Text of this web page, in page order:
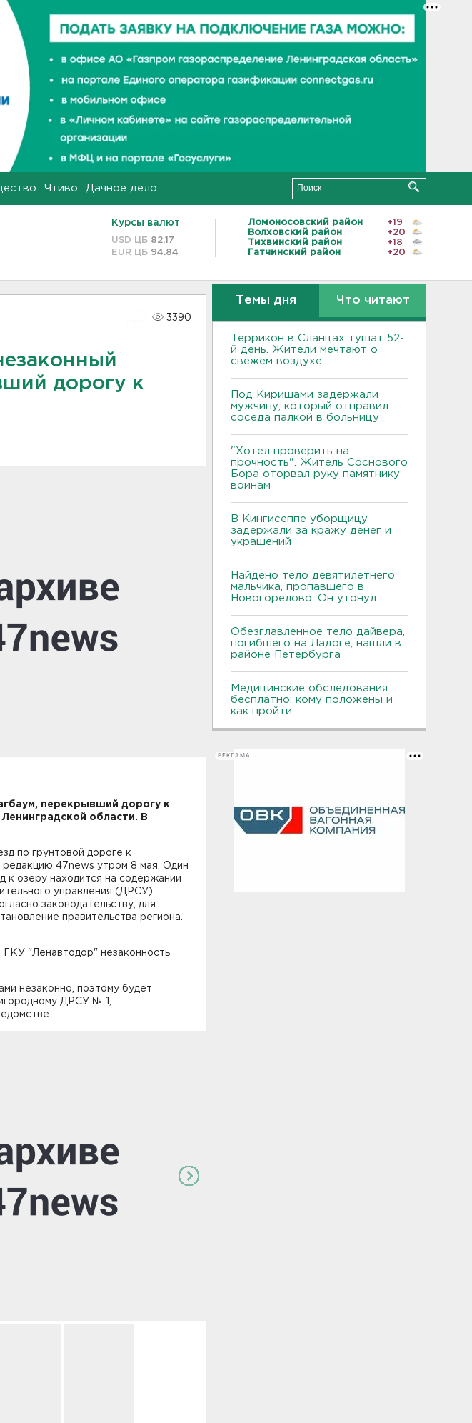
Чтиво Дачное дело
Курсы валют
USD ЦБ 82.17
EUR ЦБ 94.84
Ломоносовский район
+19
Волховский район
+20
Тихвинский район
+18
Гатчинский район
+20
3390
дорогу к
перекрывший дорогу к
области. В
по грунтовой дороге к
47news утром 8 мая. Один
к озеру находится на содержании
управления (ДРСУ).
законодательству, для
правительства региона.
ГКУ "Ленавтодор" незаконность
незаконно, поэтому будет
ДРСУ № 1,
Темы дня Что читают
Террикон в Сланцах тушат 52-
й день. Жители мечтают о
свежем воздухе
Под Киришами задержали
мужчину, который отправил
соседа палкой в больницу
"Хотел проверить на
прочность". Житель Соснового
Бора оторвал руку памятнику
воинам
В Кингисеппе уборщицу
задержали за кражу денег и
украшений
Найдено тело девятилетнего
мальчика, пропавшего в
Новогорелово. Он утонул
Обезглавленное тело дайвера,
погибшего на Ладоге, нашли в
районе Петербурга
Медицинские обследования
бесплатно: кому положены и
как пройти
РЕКЛАМА